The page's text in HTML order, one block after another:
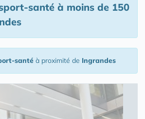
santé à moins de 150
santé à proximité de Ingrandes